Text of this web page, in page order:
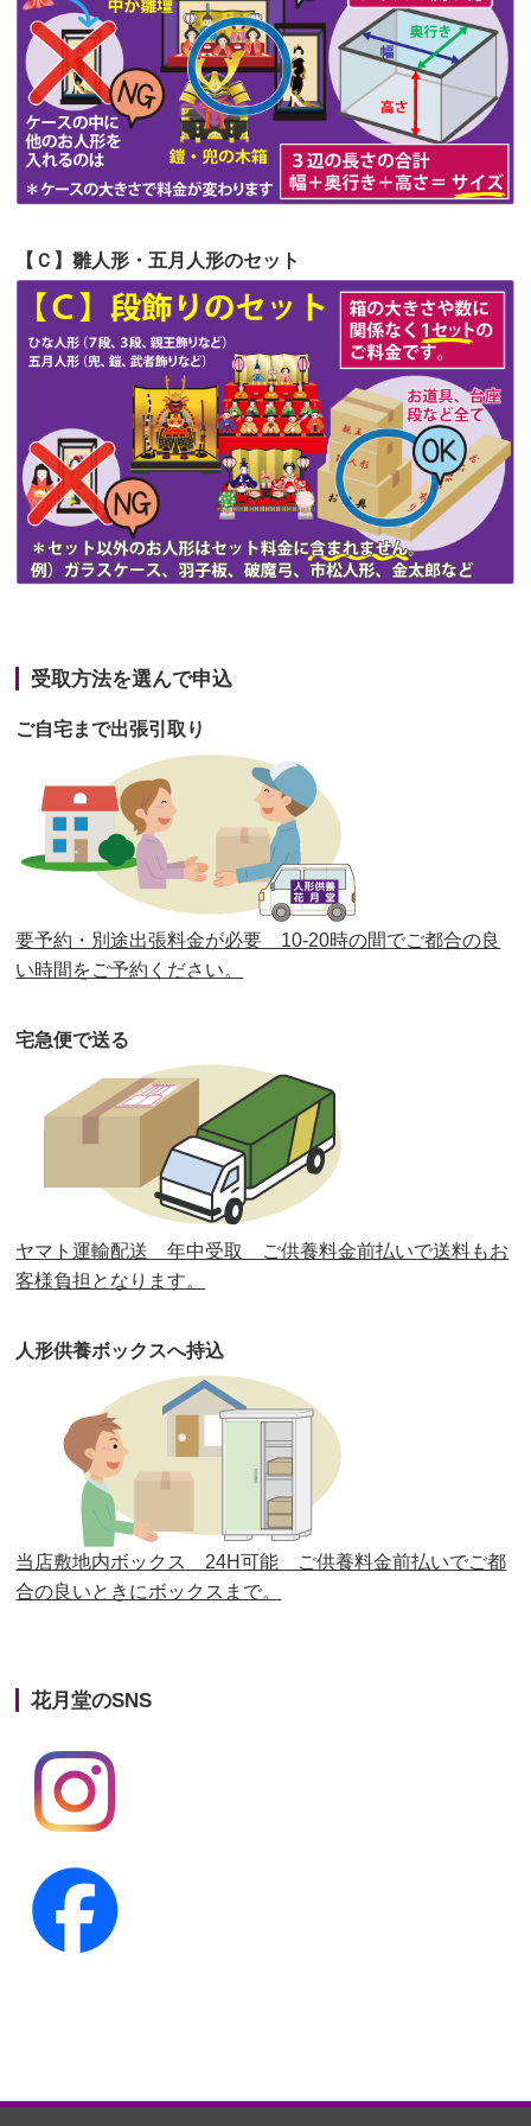
第54回人形供養祭令和4年8月1日(月)
第53回人形供養祭令和4年7月1日(金)
第52回人形供養祭令和4年5月17日(火)
第51回人形供養祭令和4年4月18日(月)
第50回人形供養祭令和4年3月15日(火)
第49回人形供養祭令和4年1月17日(月)
第48回人形供養祭令和3年12月3日(金)
第47回人形供養祭 令和3年10月11日(月)
第46回人形供養祭 令和3年9月13日(月)
第45回人形供養祭令和3年7月12日(月)
第44回人形供養祭令和3年6月3日(木)
第43回人形供養祭令和3年4月23日(金)
第39回人形供養祭令和2年10月22日(木)
第38回人形供養祭 令和2年8月26日(水)
第37回人形供養祭 令和2年6月8日(月)
第36回人形供養祭 令和2年4月16日(木)
第35回人形供養祭令和2年2月13日(木)
第33回人形供養祭
第32回人形供養祭 令和元年6月12日(水)
第31回人形供養祭 平成31年3月13日(水)
第30回人形供養祭平成30年11月28日(水)
第29回人形供養祭平成30年5月23日(水)
第27回人形供養祭平成29年6月14日(水)
第26回人形供養祭平成28年12月15日(木)
第25回人形供養祭 平成28年6月16日(木)
第24回人形供養祭 平成27年11月27日
第23回人形供養祭平成26年12月5日
第22回人形供養祭平成26年4月28日
第20回人形供養祭
第19回人形供養祭
第18回人形供養祭
第16回人形供養祭
第15回人形供養祭
第12回人形供養祭平成22年3月9日
【Ｃ】雛人形・五月人形のセット
受取方法を選んで申込
ご自宅まで出張引取り
要予約・別途出張料金が必要 10-20時の間でご都合の良
い時間をご予約ください。
宅急便で送る
ヤマト運輸配送 年中受取 ご供養料金前払いで送料もお
客様負担となります。
人形供養ボックスへ持込
当店敷地内ボックス 24H可能 ご供養料金前払いでご都
合の良いときにボックスまで。
花月堂のSNS